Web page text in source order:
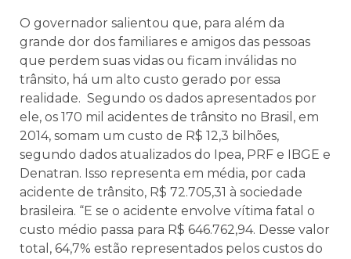
O governador salientou que, para além da
grande dor dos familiares e amigos das pessoas
que perdem suas vidas ou ficam inválidas no
trânsito, há um alto custo gerado por essa
realidade. Segundo os dados apresentados por
ele, os 170 mil acidentes de trânsito no Brasil, em
2014, somam um custo de R$ 12,3 bilhões,
segundo dados atualizados do Ipea, PRF e IBGE e
Denatran. Isso representa em média, por cada
acidente de trânsito, R$ 72.705,31 à sociedade
brasileira. “E se o acidente envolve vítima fatal o
custo médio passa para R$ 646.762,94. Desse valor
total, 64,7% estão representados pelos custos do